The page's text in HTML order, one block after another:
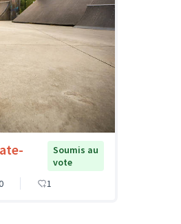
Soumis au
vote
1